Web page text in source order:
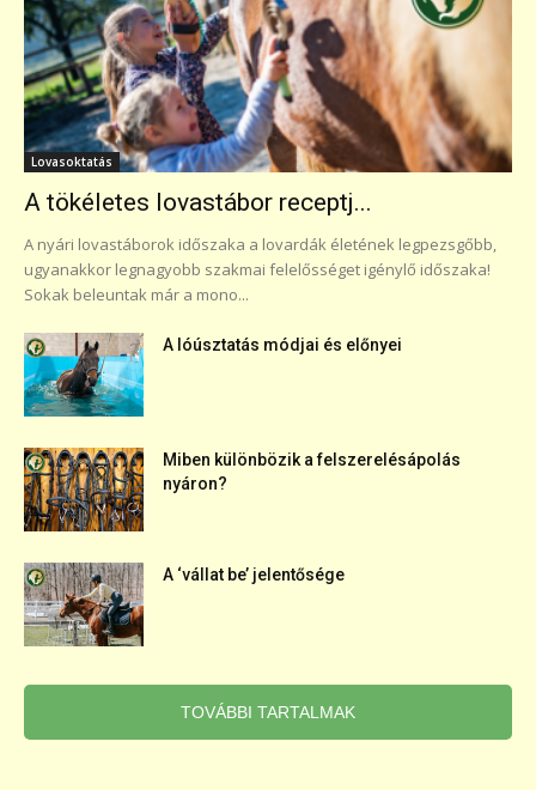
Lovasoktatás
A tökéletes lovastábor receptj...
A nyári lovastáborok időszaka a lovardák életének legpezsgőbb,
ugyanakkor legnagyobb szakmai felelősséget igénylő időszaka!
Sokak beleuntak már a mono...
A lóúsztatás módjai és előnyei
Miben különbözik a felszerelésápolás
nyáron?
A ‘vállat be’ jelentősége
TOVÁBBI TARTALMAK